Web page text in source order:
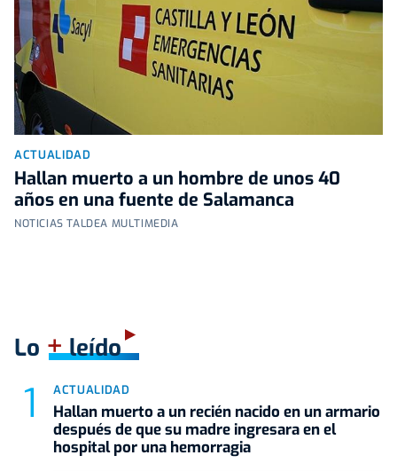
ACTUALIDAD
Hallan muerto a un hombre de unos 40
años en una fuente de Salamanca
NOTICIAS TALDEA MULTIMEDIA
Lo +leído
ACTUALIDAD
Hallan muerto a un recién nacido en un armario
después de que su madre ingresara en el
hospital por una hemorragia